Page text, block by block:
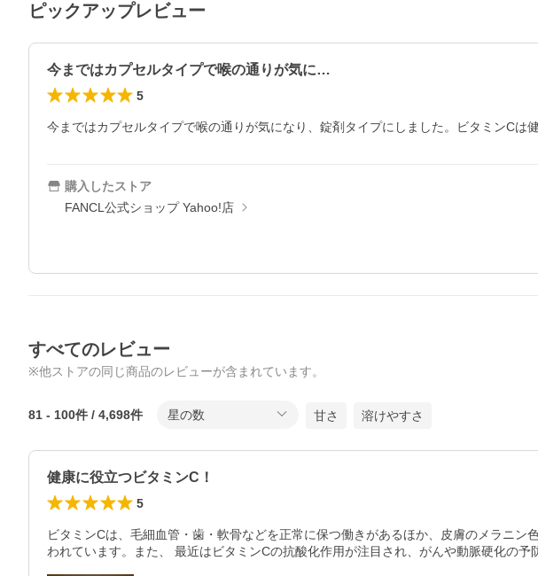
ピックアップレビュー
今まではカプセルタイプで喉の通りが気に…
5
今まではカプセルタイプで喉の通りが気になり、錠剤タイプにしました。ビタミンCは
購入したストア
FANCL公式ショップ Yahoo!店
すべてのレビュー
※他ストアの同じ商品のレビューが含まれています。
81 - 100件 / 4,698件 星の数 甘さ 溶けやすさ
健康に役立つビタミンC！
5
ビタミンCは、毛細血管・歯・軟骨などを正常に保つ働きがあるほか、皮膚のメラニ
われています。また、 最近はビタミンCの抗酸化作用が注目され、がんや動脈硬化の予